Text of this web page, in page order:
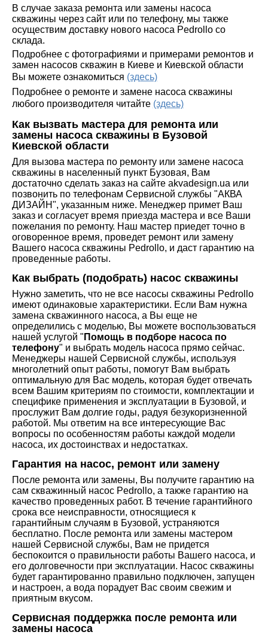
В случае заказа ремонта или замены насоса
скважины через сайт или по телефону, мы также
осуществим доставку нового насоса Pedrollo со
склада.
Подробнее с фотографиями и примерами ремонтов и
замен насосов скважин в Киеве и Киевской области
Вы можете ознакомиться (здесь)
Подробнее о ремонте и замене насоса скважины
любого производителя читайте (здесь)
Как вызвать мастера для ремонта или
замены насоса скважины в Бузовой
Киевской области
Для вызова мастера по ремонту или замене насоса
скважины в населенный пункт Бузовая, Вам
достаточно сделать заказ на сайте akvadesign.ua или
позвонить по телефонам Сервисной службы "АКВА
ДИЗАЙН", указанным ниже. Менеджер примет Ваш
заказ и согласует время приезда мастера и все Ваши
пожелания по ремонту. Наш мастер приедет точно в
оговоренное время, проведет ремонт или замену
Вашего насоса скважины Pedrollo, и даст гарантию на
проведенные работы.
Как выбрать (подобрать) насос скважины
Нужно заметить, что не все насосы скважины Pedrollo
имеют одинаковые характеристики. Если Вам нужна
замена скважинного насоса, а Вы еще не
определились с моделью, Вы можете воспользоваться
нашей услугой " Помощь в подборе насоса по
телефону" и выбрать модель насоса прямо сейчас.
Менеджеры нашей Сервисной службы, используя
многолетний опыт работы, помогут Вам выбрать
оптимальную для Вас модель, которая будет отвечать
всем Вашим критериям по стоимости, комплектации и
специфике применения и эксплуатации в Бузовой, и
прослужит Вам долгие годы, радуя безукоризненной
работой. Мы ответим на все интересующие Вас
вопросы по особенностям работы каждой модели
насоса, их достоинствах и недостатках.
Гарантия на насос, ремонт или замену
После ремонта или замены, Вы получите гарантию на
сам скважинный насос Pedrollo, а также гарантию на
качество проведенных работ. В течение гарантийного
срока все неисправности, относящиеся к
гарантийным случаям в Бузовой, устраняются
бесплатно. После ремонта или замены мастером
нашей Сервисной службы, Вам не придется
беспокоится о правильности работы Вашего насоса, и
его долговечности при эксплуатации. Насос скважины
будет гарантированно правильно подключен, запущен
и настроен, а вода порадует Вас своим свежим и
приятным вкусом.
Сервисная поддержка после ремонта или
замены насоса